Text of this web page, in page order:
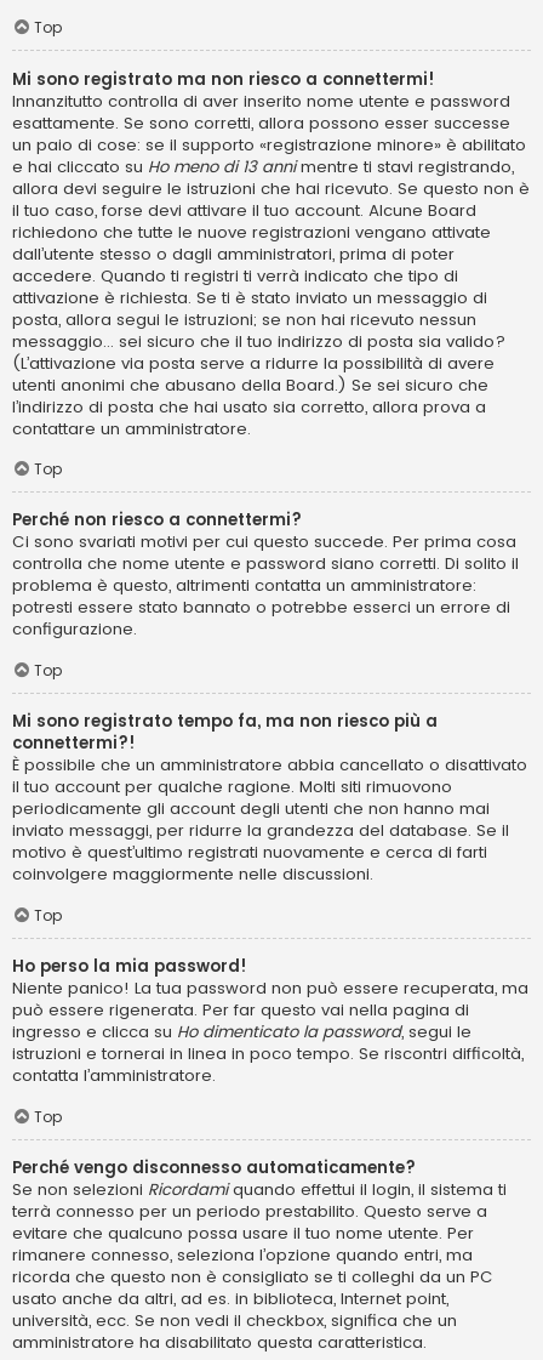
Top
Mi sono registrato ma non riesco a connettermi!
Innanzitutto controlla di aver inserito nome utente e password
esattamente. Se sono corretti, allora possono esser successe
un paio di cose: se il supporto «registrazione minore» è abilitato
e hai cliccato su Ho meno di 13 annimentre ti stavi registrando,
allora devi seguire le istruzioni che hai ricevuto. Se questo non è
il tuo caso, forse devi attivare il tuo account. Alcune Board
richiedono che tutte le nuove registrazioni vengano attivate
dall’utente stesso o dagli amministratori, prima di poter
accedere. Quando ti registri ti verrà indicato che tipo di
attivazione è richiesta. Se ti è stato inviato un messaggio di
posta, allora segui le istruzioni; se non hai ricevuto nessun
messaggio... sei sicuro che il tuo indirizzo di posta sia valido?
(L’attivazione via posta serve a ridurre la possibilità di avere
utenti anonimi che abusano della Board.) Se sei sicuro che
l’indirizzo di posta che hai usato sia corretto, allora prova a
contattare un amministratore.
Top
Perché non riesco a connettermi?
Ci sono svariati motivi per cui questo succede. Per prima cosa
controlla che nome utente e password siano corretti. Di solito il
problema è questo, altrimenti contatta un amministratore:
potresti essere stato bannato o potrebbe esserci un errore di
configurazione.
Top
Mi sono registrato tempo fa, ma non riesco più a
connettermi?!
È possibile che un amministratore abbia cancellato o disattivato
il tuo account per qualche ragione. Molti siti rimuovono
periodicamente gli account degli utenti che non hanno mai
inviato messaggi, per ridurre la grandezza del database. Se il
motivo è quest’ultimo registrati nuovamente e cerca di farti
coinvolgere maggiormente nelle discussioni.
Top
Ho perso la mia password!
Niente panico! La tua password non può essere recuperata, ma
può essere rigenerata. Per far questo vai nella pagina di
ingresso e clicca su Ho dimenticato la password, segui le
istruzioni e tornerai in linea in poco tempo. Se riscontri difficoltà,
contatta l’amministratore.
Top
Perché vengo disconnesso automaticamente?
Se non selezioni Ricordamiquando effettui il login, il sistema ti
terrà connesso per un periodo prestabilito. Questo serve a
evitare che qualcuno possa usare il tuo nome utente. Per
rimanere connesso, seleziona l’opzione quando entri, ma
ricorda che questo non è consigliato se ti colleghi da un PC
usato anche da altri, ad es. in biblioteca, Internet point,
università, ecc. Se non vedi il checkbox, significa che un
amministratore ha disabilitato questa caratteristica.